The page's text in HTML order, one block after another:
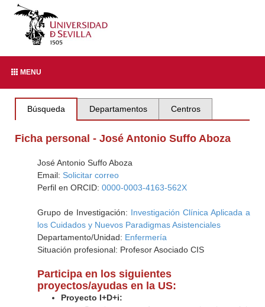
MENU
Búsqueda Departamentos Centros
Ficha personal - José Antonio Suffo Aboza
José Antonio Suffo Aboza
Email: Solicitar correo
Perfil en ORCID: 0000-0003-4163-562X
Grupo de Investigación: Investigación Clínica Aplicada a
los Cuidados y Nuevos Paradigmas Asistenciales
Departamento/Unidad: Enfermería
Situación profesional: Profesor Asociado CIS
Participa en los siguientes
proyectos/ayudas en la US:
Proyecto I+D+i: